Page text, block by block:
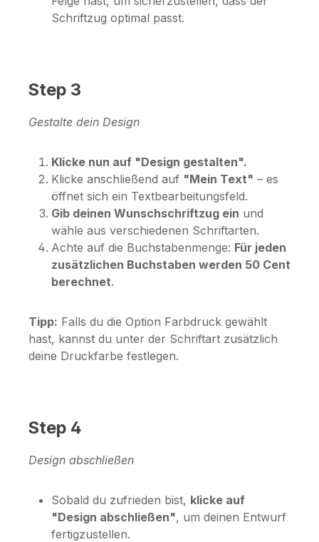
Schriftzug optimal passt.
Step 3
Gestalte dein Design
Klicke nun auf "Design gestalten".
Klicke anschließend auf "Mein Text" – es
öffnet sich ein Textbearbeitungsfeld.
Gib deinen Wunschschriftzug ein und
wähle aus verschiedenen Schriftarten.
Achte auf die Buchstabenmenge: Für jeden
zusätzlichen Buchstaben werden 50 Cent
berechnet.
Tipp: Falls du die Option Farbdruck gewählt
hast, kannst du unter der Schriftart zusätzlich
deine Druckfarbe festlegen.
Step 4
Design abschließen
Sobald du zufrieden bist, klicke auf
"Design abschließen", um deinen Entwurf
fertigzustellen.